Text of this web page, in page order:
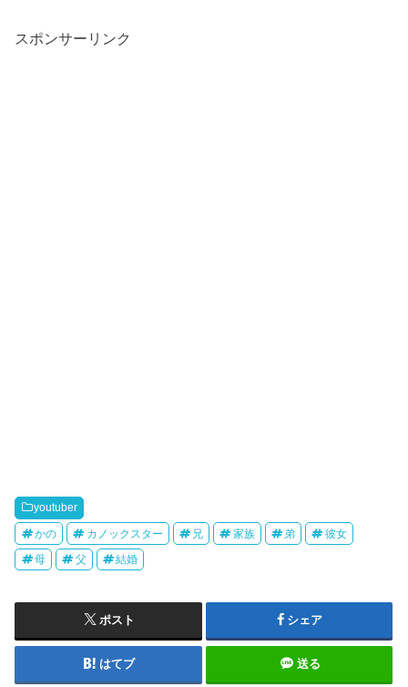
スポンサーリンク
youtuber
かの カノックスター 兄 家族 弟 彼女
母 父 結婚
ポスト シェア
はてブ 送る